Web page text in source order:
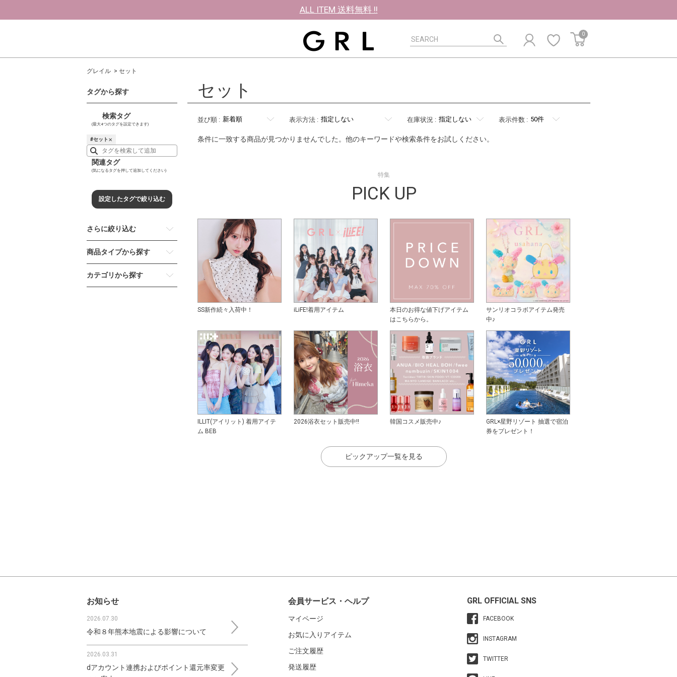
ALL ITEM 送料無料 !!
0
グレイル セット
タグから探す
検索タグ
(最大4つのタグを設定できます)
セット ✕
関連タグ
(気になるタグを押して追加してください)
設定したタグで絞り込む
さらに絞り込む
商品タイプから探す
カテゴリから探す
セット
並び順 : 表示方法 : 在庫状況 : 表示件数 :
条件に一致する商品が見つかりませんでした。他のキーワードや検索条件をお試しください。
特集
PICK UP
SS新作続々入荷中！ iLiFE!着用アイテム
本日のお得な値下げアイテム
はこちらから。
サンリオコラボアイテム発売
中♪
ILLIT(アイリット) 着用アイテ
ム BEB
2026浴衣セット販売中!! 韓国コスメ販売中♪
GRL×星野リゾート 抽選で宿泊
券をプレゼント！
ピックアップ一覧を見る
お知らせ
2026.07.30
令和８年熊本地震による影響について
2026.03.31
dアカウント連携およびポイント還元率変更
会員サービス・ヘルプ
マイページ
お気に入りアイテム
ご注文履歴
発送履歴
GRL OFFICIAL SNS
FACEBOOK
INSTAGRAM
TWITTER